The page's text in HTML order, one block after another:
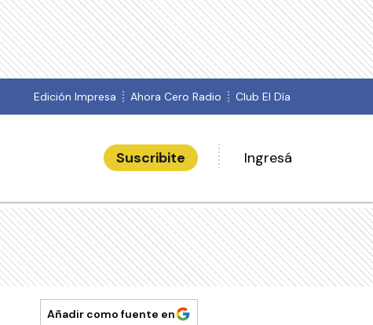
Edición Impresa Ahora Cero Radio Club El Día
Suscribite Ingresá
Añadir como fuente en